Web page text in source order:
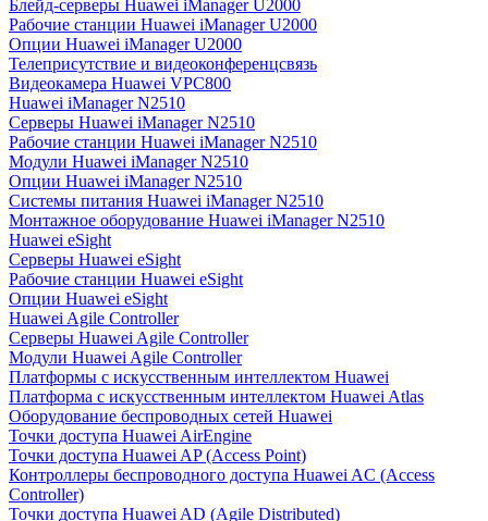
Блейд-серверы Huawei iManager U2000
Рабочие станции Huawei iManager U2000
Опции Huawei iManager U2000
Телеприсутствие и видеоконференцсвязь
Видеокамера Huawei VPC800
Huawei iManager N2510
Серверы Huawei iManager N2510
Рабочие станции Huawei iManager N2510
Модули Huawei iManager N2510
Опции Huawei iManager N2510
Системы питания Huawei iManager N2510
Монтажное оборудование Huawei iManager N2510
Huawei eSight
Серверы Huawei eSight
Рабочие станции Huawei eSight
Опции Huawei eSight
Huawei Agile Controller
Серверы Huawei Agile Controller
Модули Huawei Agile Controller
Платформы с искусственным интеллектом Huawei
Платформа с искусственным интеллектом Huawei Atlas
Оборудование беспроводных сетей Huawei
Точки доступа Huawei AirEngine
Точки доступа Huawei AP (Access Point)
Контроллеры беспроводного доступа Huawei AC (Access
Controller)
Точки доступа Huawei AD (Agile Distributed)